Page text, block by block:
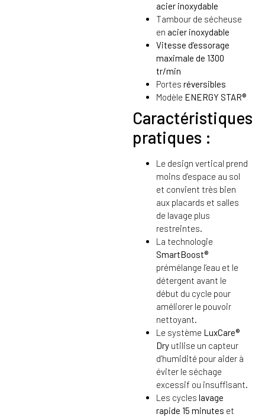
acier inoxydable
Tambour de sécheuse
en acier inoxydable
Vitesse d’essorage
maximale de 1300
tr/min
Portes réversibles
Modèle ENERGY STAR®
Caractéristiques
pratiques :
Le design vertical prend
moins d’espace au sol
et convient très bien
aux placards et salles
de lavage plus
restreintes.
La technologie
SmartBoost®
prémélange l’eau et le
détergent avant le
début du cycle pour
améliorer le pouvoir
nettoyant.
Le système LuxCare®
Dry utilise un capteur
d’humidité pour aider à
éviter le séchage
excessif ou insuffisant.
Les cycles lavage
rapide 15 minutes et